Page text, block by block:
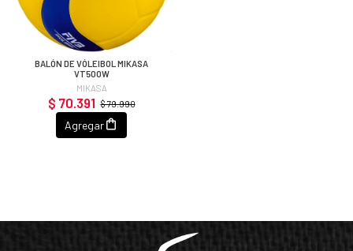
BALÓN DE VÓLEIBOL MIKASA
VT500W
MIKASA
$ 79.990
$ 70.391
Agregar